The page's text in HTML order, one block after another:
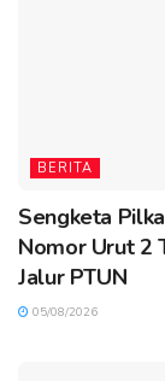
BERITA
Sengketa
Nomor Urut 2
Jalur PTUN
05/08/2026